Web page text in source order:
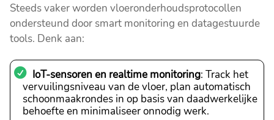
Steeds vaker worden vloeronderhoudsprotocollen
ondersteund door smart monitoring en datagestuurde
tools. Denk aan:
IoT-sensoren en realtime monitoring: Track het
vervuilingsniveau van de vloer, plan automatisch
schoonmaakrondes in op basis van daadwerkelijke
behoefte en minimaliseer onnodig werk.